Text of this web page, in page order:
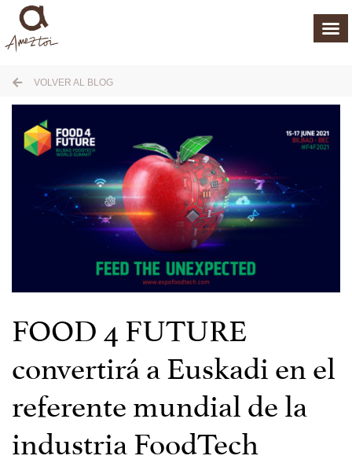
VOLVER AL BLOG
FOOD 4 FUTURE
convertirá a Euskadi en el
referente mundial de la
industria FoodTech